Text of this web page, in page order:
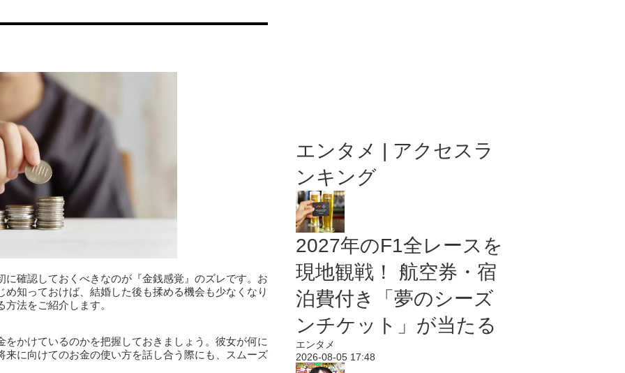
確認しておくべきなのが『金銭感覚』のズレです。お
知っておけば、結婚した後も揉める機会も少なくなり
法をご紹介します。
かけているのかを把握しておきましょう。彼女が何に
に向けてのお金の使い方を話し合う際にも、スムーズ
エンタメ | アクセスラ
ンキング
2027年のF1全レースを
現地観戦！ 航空券・宿
泊費付き「夢のシーズ
ンチケット」が当たる
エンタメ
2026-08-05 17:48